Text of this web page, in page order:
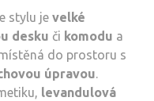
stylu je velké
desku či komodu a
do prostoru s
úpravou.
levandulová